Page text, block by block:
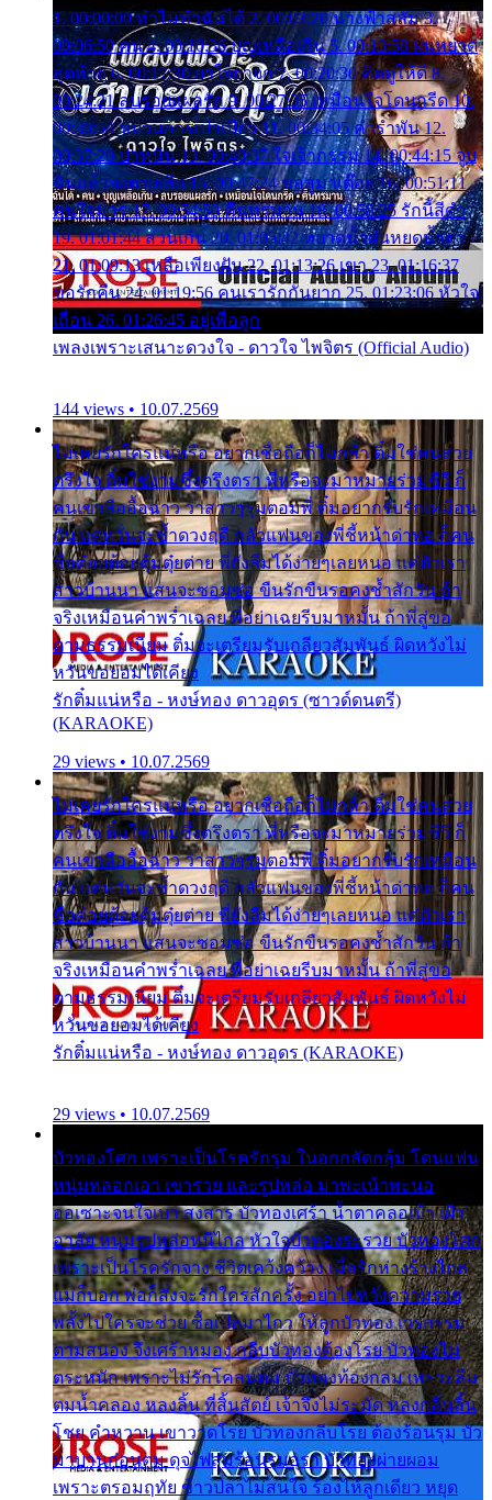
1. 00:00:00 ทำไมทำฉันได้ 2. 00:03:20 นางฟ้าสลัม 3.
00:06:50 คน 4. 00:10:36 บุญเหลือเกิน 5. 00:13:58 ฝนหยาด
สุดท้าย 6. 00:17:30 ยาใจยาจก 7. 00:20:30 คิดดูให้ดี 8.
00:24:21 ลบรอยแผลรัก 9. 00:27:35 เหมือนใจโดนกรีด 10.
00:30:54 ขบวนการเปาเปียว 11. 00:34:05 คำรำพัน 12.
00:37:20 ปาหนัน 13. 00:40:37 ใจเจ้ากรรม 14. 00:44:15 จูบ
ฉันแล้วจงตายเสีย 15. 00:47:24 ขอสูมาเต๊อะ 16. 00:51:11
คนใจมาร 17. 00:54:50 คืนทรมาน 18. 00:58:25 รักนี้สีดำ
19. 01:01:44 ส่วนเกิน 20. 01:05:42 หยาดน้ำฝนหยดน้ำตา
21. 01:09:13 เหลือเพียงฝัน 22. 01:13:26 เขา 23. 01:16:37
ขอรักคืน 24. 01:19:56 คนเรารักกันยาก 25. 01:23:06 หัวใจ
เถื่อน 26. 01:26:45 อยู่เพื่อลูก
เพลงเพราะเสนาะดวงใจ - ดาวใจ ไพจิตร (Official Audio)
144 views • 10.07.2569
ไม่เคยรักใครแน่หรือ อยากเชื่อถือก็ไม่กล้า ติ๋มใช่คนสวย
ตรึงใจ ติ๋มใช่งามซึ้งตรึงตรา พี่หรือจะมาหมายร่วมชีวี ก็
คนเขาลืออื้อฉาว ว่าสาวๆรุมตอมพี่ ติ๋มอยากรับรักเหมือน
กัน แต่หวั่นจะช้ำดวงฤดี กลัวแฟนของพี่ชี้หน้าด่าทอ ก็คน
ชื่อต๋อยต้อยตุ้มตุ๋ยต่าย พี่ยังลืมได้ง่ายๆเลยหนอ แค่ตัวเรา
สาวบ้านนา แสนจะซอมซ่อ ขืนรักขืนรอคงช้ำสักวัน ถ้า
จริงเหมือนคำพร่ำเฉลย พี่อย่าเฉยรีบมาหมั้น ถ้าพี่สู่ขอ
ตามธรรมเนียม ติ๋มจะเตรียมรับเกลียวสัมพันธ์ ผิดหวังไม่
หวั่นขอยอมได้เคียง
รักติ๋มแน่หรือ - หงษ์ทอง ดาวอุดร (ซาวด์ดนตรี)
(KARAOKE)
29 views • 10.07.2569
ไม่เคยรักใครแน่หรือ อยากเชื่อถือก็ไม่กล้า ติ๋มใช่คนสวย
ตรึงใจ ติ๋มใช่งามซึ้งตรึงตรา พี่หรือจะมาหมายร่วมชีวี ก็
คนเขาลืออื้อฉาว ว่าสาวๆรุมตอมพี่ ติ๋มอยากรับรักเหมือน
กัน แต่หวั่นจะช้ำดวงฤดี กลัวแฟนของพี่ชี้หน้าด่าทอ ก็คน
ชื่อต๋อยต้อยตุ้มตุ๋ยต่าย พี่ยังลืมได้ง่ายๆเลยหนอ แค่ตัวเรา
สาวบ้านนา แสนจะซอมซ่อ ขืนรักขืนรอคงช้ำสักวัน ถ้า
จริงเหมือนคำพร่ำเฉลย พี่อย่าเฉยรีบมาหมั้น ถ้าพี่สู่ขอ
ตามธรรมเนียม ติ๋มจะเตรียมรับเกลียวสัมพันธ์ ผิดหวังไม่
หวั่นขอยอมได้เคียง
รักติ๋มแน่หรือ - หงษ์ทอง ดาวอุดร (KARAOKE)
29 views • 10.07.2569
บัวทองโศก เพราะเป็นโรครักรุม ในอกกลัดกลุ้ม โดนแฟน
หนุ่มหลอกเอา เขารวย และรูปหล่อ มาพะเน้าพะนอ
ออเซาะจนใจเบา สงสาร บัวทองเศร้า น้ำตาคลอเบ้า เฝ้า
อาลัย หนุ่มรูปหล่อหนีไกล หัวใจบัวทองระรวย บัวทองโศก
เพราะเป็นโรครักจาง ชีวิตเคว้งคว้าง เมื่อรักห่างร้างไกล
แม่ก็บอก พ่อก็สั่งจะรักใครสักครั้ง อย่าไปหวังความรวย
พลั้งไปใครจะช่วย ซื้อเปลมาไกว ให้ลูกบัวทอง เวรกรรม
ตามสนอง จึงเศร้าหมอง กลีบบัวทองต้องโรย บัวทองไม่
ตระหนัก เพราะไม่รักโคลนตม บัวทองท้องกลม เพราะลืม
ตมน้ำคลอง หลงลิ้น ที่สิ้นสัตย์ เจ้าจึงไม่ระมัด หลงกลิ่นลิ้น
โชย คำหวาน เขาวาดโรย บัวทองกลีบโรย ต้องร้อนรุม บัว
มาบานก่อนตูม ดุจไฟสุมร้อนรุมอุรา บัวทองผ่ายผอม
เพราะตรอมฤทัย ข้าวปลาไม่สนใจ ร้องไห้ลูกเดียว หยุด